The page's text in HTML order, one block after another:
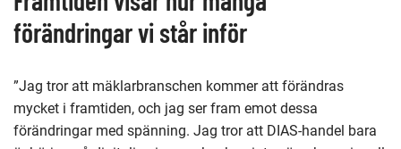
förändringar vi står inför
”Jag tror att mäklarbranschen kommer att förändras
mycket i framtiden, och jag ser fram emot dessa
förändringar med spänning. Jag tror att DIAS-handel bara